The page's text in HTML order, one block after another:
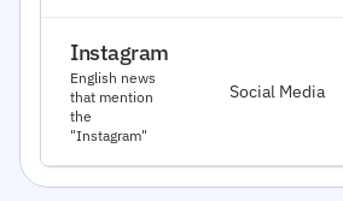
Instagram
English news
that mention
the
"Instagram"
Social Media